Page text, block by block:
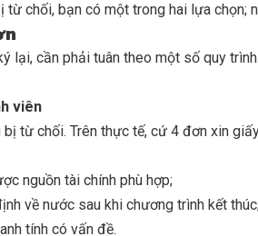
từ chối, bạn có một trong hai lựa chọn;
lại, cần phải tuân theo một số quy
viên
từ chối. Trên thực tế, cứ 4 đơn xin
nguồn tài chính phù hợp;
về nước sau khi chương trình kết
tính có vấn đề.